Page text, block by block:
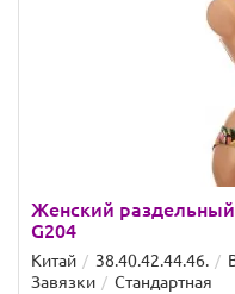
Женский раздельный
G204
Китай 38.40.42.44.46.
Завязки
Стандартная